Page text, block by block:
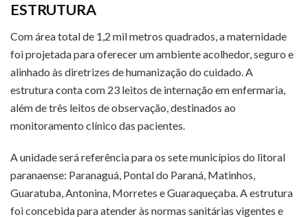
ESTRUTURA
Com área total de 1,2 mil metros quadrados, a maternidade
foi projetada para oferecer um ambiente acolhedor, seguro e
alinhado às diretrizes de humanização do cuidado. A
estrutura conta com 23 leitos de internação em enfermaria,
além de três leitos de observação, destinados ao
monitoramento clínico das pacientes.
A unidade será referência para os sete municípios do litoral
paranaense: Paranaguá, Pontal do Paraná, Matinhos,
Guaratuba, Antonina, Morretes e Guaraqueçaba. A estrutura
foi concebida para atender às normas sanitárias vigentes e